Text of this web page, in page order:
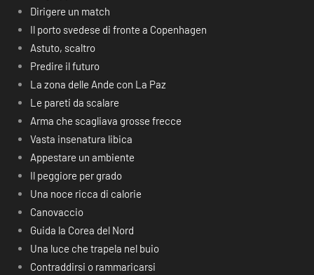
Dirigere un match
Il porto svedese di fronte a Copenhagen
Astuto, scaltro
Predire il futuro
La zona delle Ande con La Paz
Le pareti da scalare
Arma che scagliava grosse frecce
Vasta insenatura libica
Appestare un ambiente
Il peggiore per grado
Una noce ricca di calorie
Canovaccio
Guida la Corea del Nord
Una luce che trapela nel buio
Contraddirsi o rammaricarsi